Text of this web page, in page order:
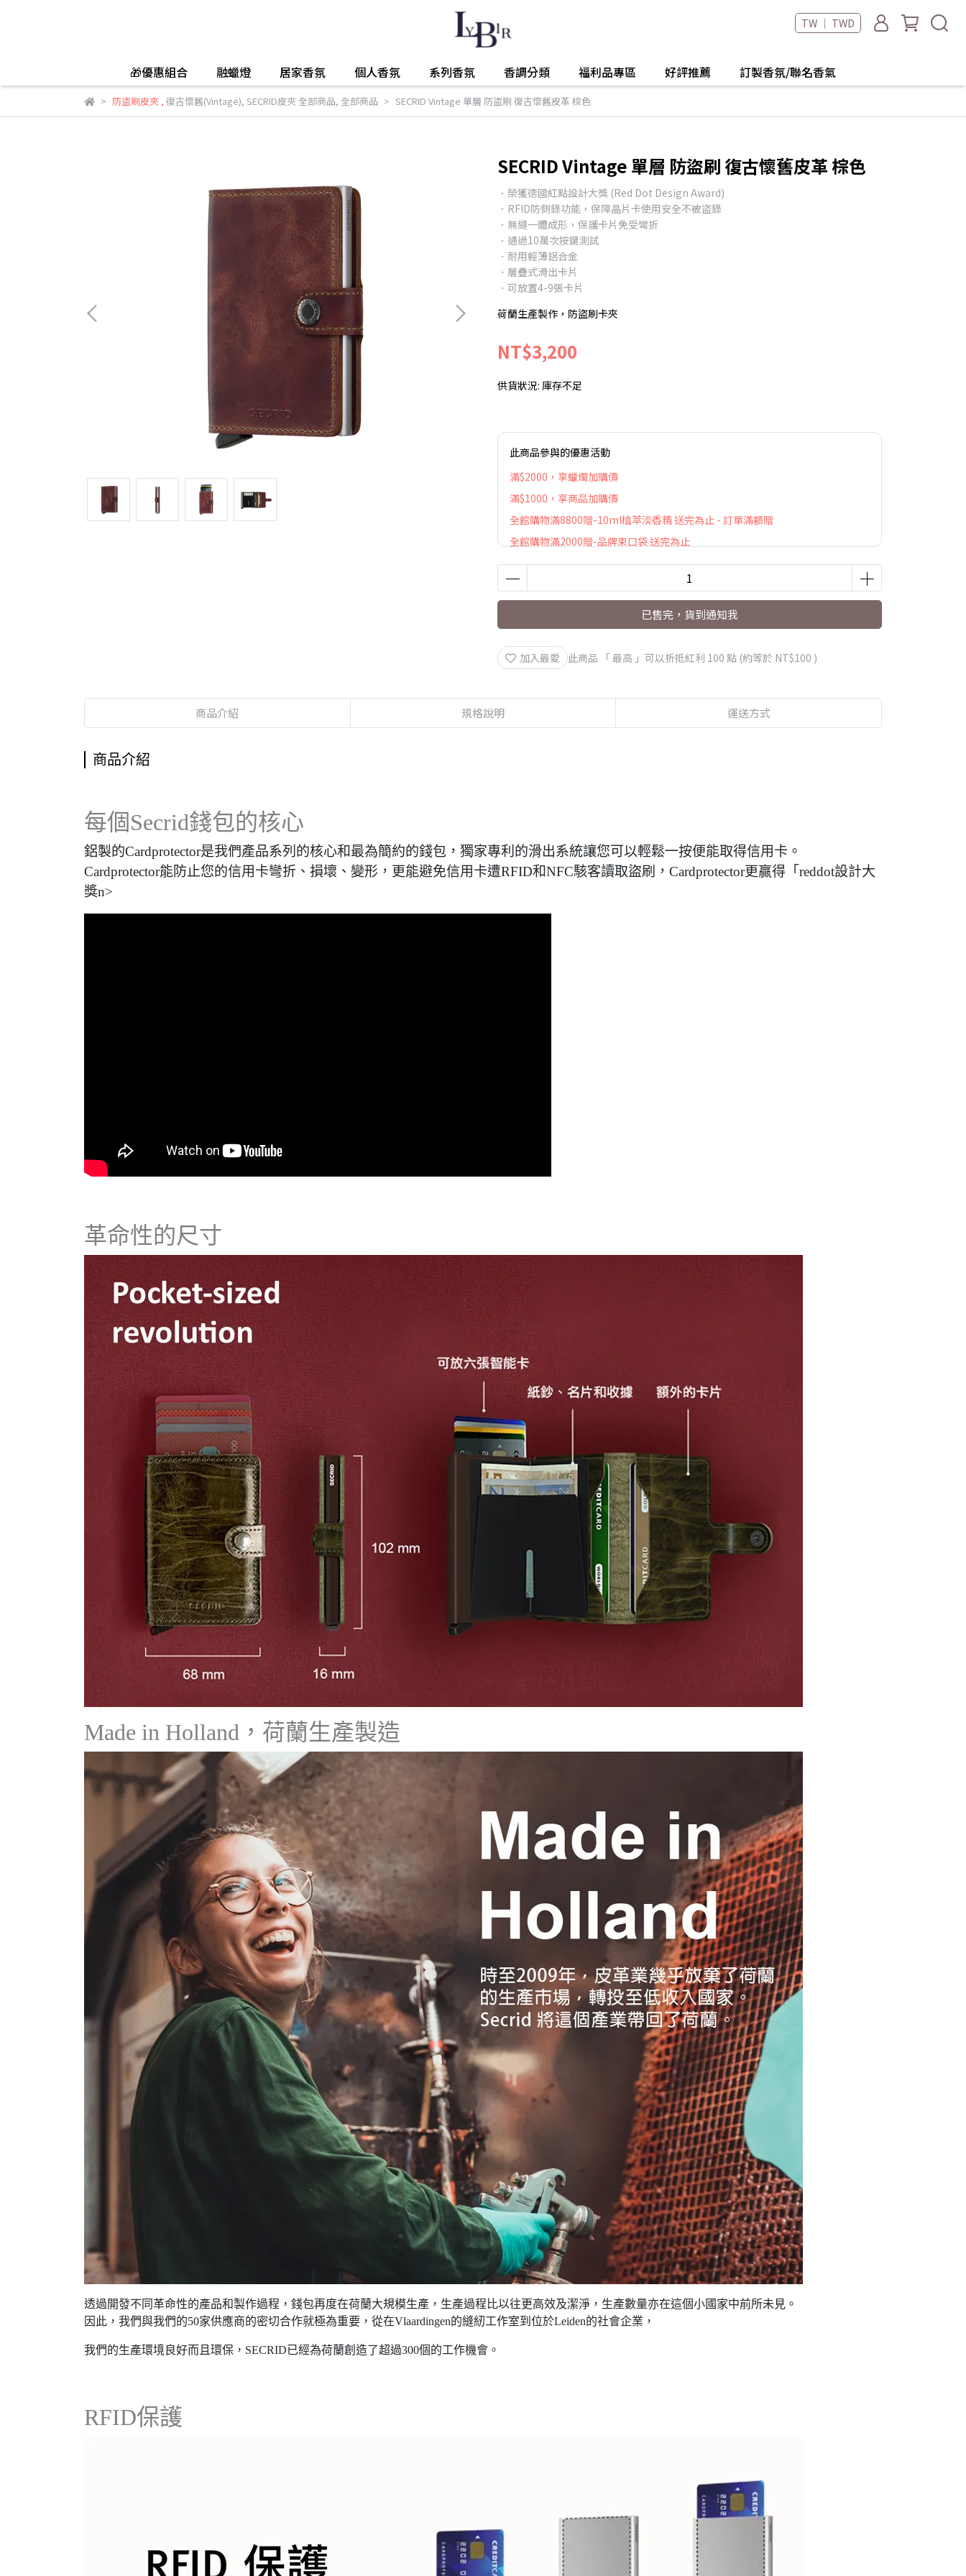
TW ｜ TWD
🎁優惠組合 融蠟燈 居家香氛 個人香氛 系列香氛 香調分類 福利品專區 好評推薦 訂製香氛/聯名香氣
防盜刷皮夾, 復古懷舊(Vintage), SECRID皮夾 全部商品, 全部商品 SECRID Vintage 單層 防盜刷 復古懷舊皮革 棕色
SECRID Vintage 單層 防盜刷 復古懷舊皮革 棕色
．榮獲德國紅點設計大獎 (Red Dot Design Award)
．RFID防側錄功能，保障晶片卡使用安全不被盜錄
．無縫一體成形，保護卡片免受彎折
．通過10萬次按鍵測試
．耐用輕薄鋁合金
．層疊式滑出卡片
．可放置4-9張卡片
荷蘭生產製作，防盜刷卡夾
NT$3,200
供貨狀況: 庫存不足
此商品參與的優惠活動
滿$2000，享蠟燭加購價
滿$1000，享商品加購價
全館購物滿8800贈-10ml植萃淡香精 送完為止 - 訂單滿額贈
全館購物滿2000贈-品牌束口袋 送完為止
已售完，貨到通知我
加入最愛 此商品 「 最高 」可以折抵紅利 100 點 (約等於 NT$100 )
商品介紹 規格說明 運送方式
商品介紹
每個Secrid錢包的核心
鋁製的Cardprotector是我們產品系列的核心和最為簡約的錢包，獨家專利的滑出系統讓您可以輕鬆一按便能取得信用卡。
Cardprotector能防止您的信用卡彎折、損壞、變形，更能避免信用卡遭RFID和NFC駭客讀取盜刷，Cardprotector更贏得「reddot設計大
獎n>
革命性的尺寸
Made in Holland，荷蘭生產製造
透過開發不同革命性的產品和製作過程，錢包再度在荷蘭大規模生產，生產過程比以往更高效及潔淨，生產數量亦在這個小國家中前所未見。
因此，我們與我們的50家供應商的密切合作就極為重要，從在Vlaardingen的縫紉工作室到位於Leiden的社會企業，
我們的生產環境良好而且環保，SECRID已經為荷蘭創造了超過300個的工作機會。
RFID保護